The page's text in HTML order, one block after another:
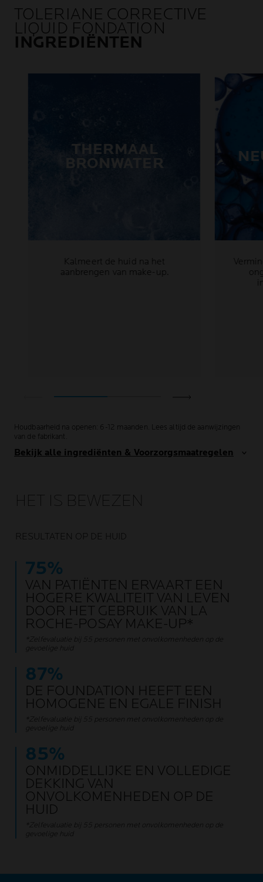
TOLERIANE CORRECTIVE
LIQUID FONDATION
INGREDIËNTEN
THERMAAL
BRONWATER
Kalmeert de huid na het
aanbrengen van make-up.
Houdbaarheid na openen: 6-12 maanden. Lees altijd de aanwijzingen
van de fabrikant.
Bekijk alle ingrediënten & Voorzorgsmaatregelen
HET IS BEWEZEN
RESULTATEN OP DE HUID
75%
VAN PATIËNTEN ERVAART EEN
HOGERE KWALITEIT VAN LEVEN
DOOR HET GEBRUIK VAN LA
ROCHE-POSAY MAKE-UP*
*Zelfevaluatie bij 55 personen met onvolkomenheden op de
87%
DE FOUNDATION HEEFT EEN
HOMOGENE EN EGALE FINISH
*Zelfevaluatie bij 55 personen met onvolkomenheden op de
85%
ONMIDDELLIJKE EN VOLLEDIGE
DEKKING VAN
ONVOLKOMENHEDEN OP DE
HUID
*Zelfevaluatie bij 55 personen met onvolkomenheden op de